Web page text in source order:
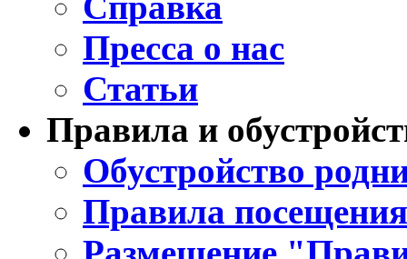
Пресса о нас
Статьи
Правила и
Обустройство
Правила